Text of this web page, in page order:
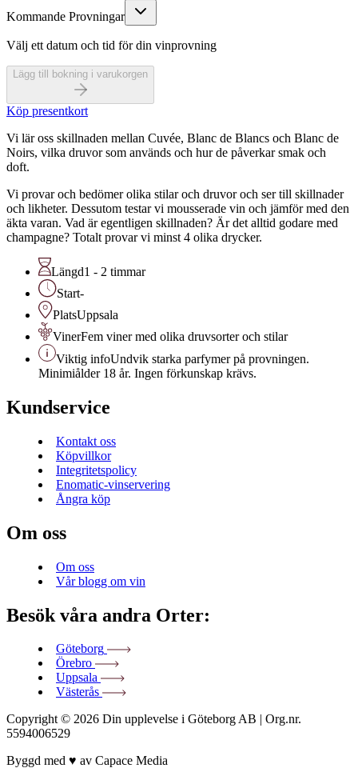
Kommande Provningar
Välj ett datum och tid för din vinprovning
Lägg till bokning i varukorgen
Köp presentkort
Vi lär oss skillnaden mellan Cuvée, Blanc de Blancs och Blanc de
Noirs, vilka druvor som används och hur de påverkar smak och
doft.
Vi provar och bedömer olika stilar och druvor och ser till skillnader
och likheter. Dessutom testar vi mousserade vin och jämför med den
äkta varan. Vad är egentligen skillnaden? Är det alltid godare med
champagne? Totalt provar vi minst 4 olika drycker.
Längd1 - 2 timmar
Start-
PlatsUppsala
VinerFem viner med olika druvsorter och stilar
Viktig infoUndvik starka parfymer på provningen.
Minimiålder 18 år. Ingen förkunskap krävs.
Kundservice
Kontakt oss
Köpvillkor
Integritetspolicy
Enomatic-vinservering
Ångra köp
Om oss
Om oss
Vår blogg om vin
Besök våra andra Orter:
Göteborg
Örebro
Uppsala
Västerås
Copyright © 2026 Din upplevelse i Göteborg AB | Org.nr.
5594006529
Byggd med ♥ av Capace Media